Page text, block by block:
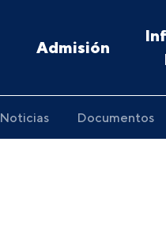
Admisión
Noticias Documentos